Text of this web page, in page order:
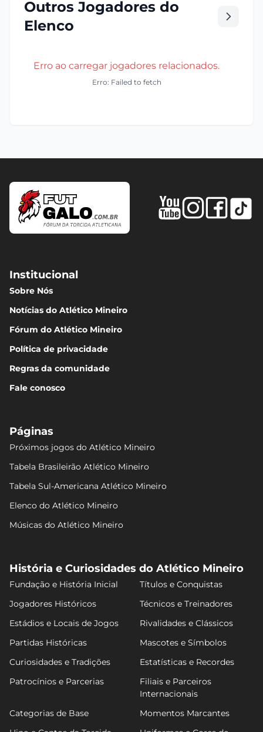
Outros Jogadores do
Elenco
Erro ao carregar jogadores relacionados.
Erro: Failed to fetch
Institucional
Sobre Nós
Notícias do Atlético Mineiro
Fórum do Atlético Mineiro
Política de privacidade
Regras da comunidade
Fale conosco
Páginas
Próximos jogos do Atlético Mineiro
Tabela Brasileirão Atlético Mineiro
Tabela Sul-Americana Atlético Mineiro
Elenco do Atlético Mineiro
Músicas do Atlético Mineiro
História e Curiosidades do Atlético Mineiro
Fundação e História Inicial
Títulos e Conquistas
Jogadores Históricos
Técnicos e Treinadores
Estádios e Locais de Jogos
Rivalidades e Clássicos
Partidas Históricas
Mascotes e Símbolos
Curiosidades e Tradições
Estatísticas e Recordes
Patrocínios e Parcerias
Filiais e Parceiros
Internacionais
Categorias de Base
Momentos Marcantes